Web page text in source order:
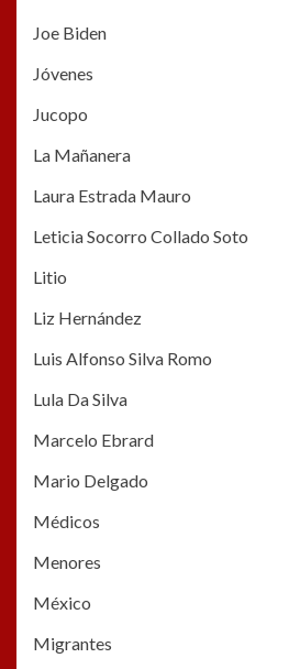
Joe Biden
Jóvenes
Jucopo
La Mañanera
Laura Estrada Mauro
Leticia Socorro Collado Soto
Litio
Liz Hernández
Luis Alfonso Silva Romo
Lula Da Silva
Marcelo Ebrard
Mario Delgado
Médicos
Menores
México
Migrantes